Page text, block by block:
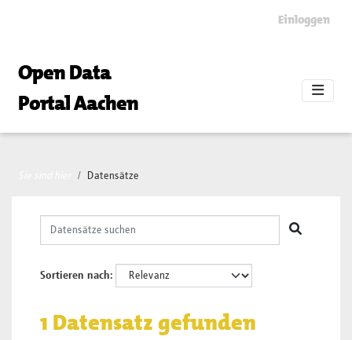
Einloggen
Open Data
Portal Aachen
Datensätze
Sortieren nach
1 Datensatz gefunden